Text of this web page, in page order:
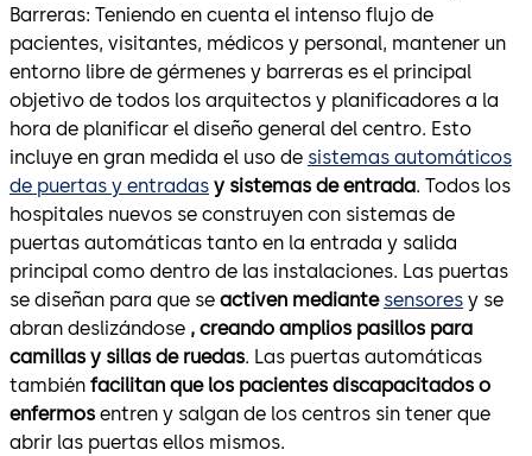
Barreras: Teniendo en cuenta el intenso flujo de
pacientes, visitantes, médicos y personal, mantener un
entorno libre de gérmenes y barreras es el principal
objetivo de todos los arquitectos y planificadores a la
hora de planificar el diseño general del centro. Esto
incluye en gran medida el uso de sistemas automáticos
de puertas y entradas y sistemas de entrada. Todos los
hospitales nuevos se construyen con sistemas de
puertas automáticas tanto en la entrada y salida
principal como dentro de las instalaciones. Las puertas
se diseñan para que se activen mediante sensores y se
abran deslizándose , creando amplios pasillos para
camillas y sillas de ruedas. Las puertas automáticas
también facilitan que los pacientes discapacitados o
enfermos entren y salgan de los centros sin tener que
abrir las puertas ellos mismos.